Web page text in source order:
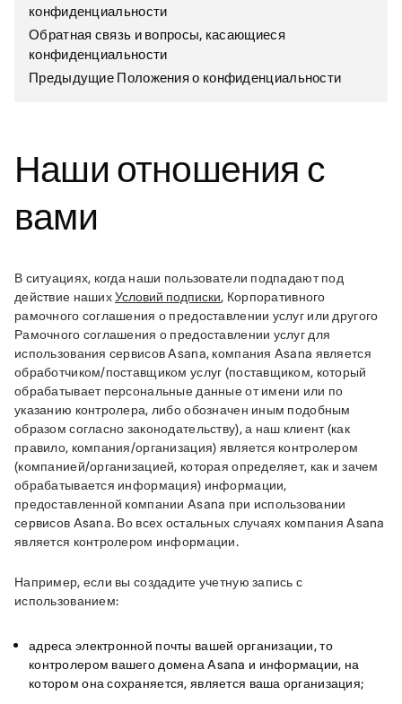
конфиденциальности
Обратная связь и вопросы, касающиеся
конфиденциальности
Предыдущие Положения о конфиденциальности
Наши отношения с
вами
В ситуациях, когда наши пользователи подпадают под
действие наших Условий подписки, Корпоративного
рамочного соглашения о предоставлении услуг или другого
Рамочного соглашения о предоставлении услуг для
использования сервисов Asana, компания Asana является
обработчиком/поставщиком услуг (поставщиком, который
обрабатывает персональные данные от имени или по
указанию контролера, либо обозначен иным подобным
образом согласно законодательству), а наш клиент (как
правило, компания/организация) является контролером
(компанией/организацией, которая определяет, как и зачем
обрабатывается информация) информации,
предоставленной компании Asana при использовании
сервисов Asana. Во всех остальных случаях компания Asana
является контролером информации.
Например, если вы создадите учетную запись с
использованием:
адреса электронной почты вашей организации, то
контролером вашего домена Asana и информации, на
котором она сохраняется, является ваша организация;